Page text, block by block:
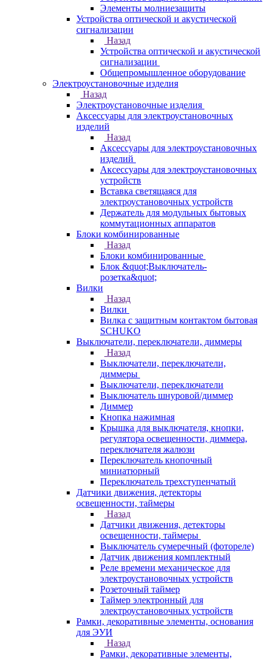
Элементы молниезащиты
Устройства оптической и акустической
сигнализации
Назад
Устройства оптической и акустической
сигнализации
Общепромышленное оборудование
Электроустановочные изделия
Назад
Электроустановочные изделия
Аксессуары для электроустановочных
изделий
Назад
Аксессуары для электроустановочных
изделий
Аксессуары для электроустановочных
устройств
Вставка светящаяся для
электроустановочных устройств
Держатель для модульных бытовых
коммутационных аппаратов
Блоки комбинированные
Назад
Блоки комбинированные
Блок &quot;Выключатель-
розетка&quot;
Вилки
Назад
Вилки
Вилка с защитным контактом бытовая
SCHUKO
Выключатели, переключатели, диммеры
Назад
Выключатели, переключатели,
диммеры
Выключатели, переключатели
Выключатель шнуровой/диммер
Диммер
Кнопка нажимная
Крышка для выключателя, кнопки,
регулятора освещенности, диммера,
переключателя жалюзи
Переключатель кнопочный
миниатюрный
Переключатель трехступенчатый
Датчики движения, детекторы
освещенности, таймеры
Назад
Датчики движения, детекторы
освещенности, таймеры
Выключатель сумеречный (фотореле)
Датчик движения комплектный
Реле времени механическое для
электроустановочных устройств
Розеточный таймер
Таймер электронный для
электроустановочных устройств
Рамки, декоративные элементы, основания
для ЭУИ
Назад
Рамки, декоративные элементы,